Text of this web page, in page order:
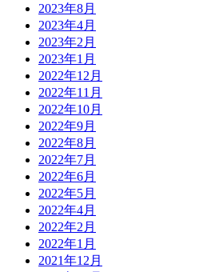
2023年8月
2023年4月
2023年2月
2023年1月
2022年12月
2022年11月
2022年10月
2022年9月
2022年8月
2022年7月
2022年6月
2022年5月
2022年4月
2022年2月
2022年1月
2021年12月